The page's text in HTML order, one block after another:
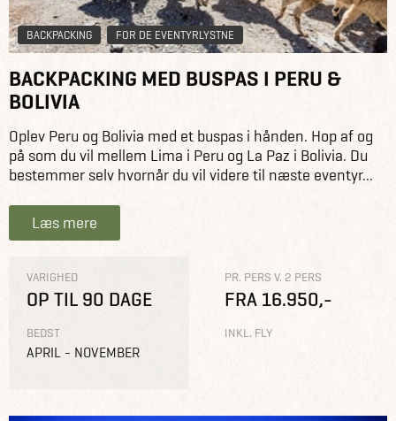
BACKPACKING FOR DE EVENTYRLYSTNE
BACKPACKING MED BUSPAS I PERU &
BOLIVIA
Oplev Peru og Bolivia med et buspas i hånden. Hop af og
på som du vil mellem Lima i Peru og La Paz i Bolivia. Du
bestemmer selv hvornår du vil videre til næste eventyr...
Læs mere
VARIGHED
OP TIL 90 DAGE
BEDST
APRIL - NOVEMBER
PR. PERS V. 2 PERS
FRA 16.950,-
INKL. FLY